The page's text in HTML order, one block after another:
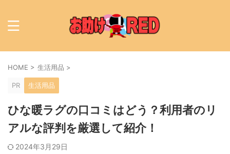
HOME > 生活用品 >
PR 生活用品
ひな暖ラグの口コミはどう？利用者のリ
アルな評判を厳選して紹介！
2024年3月29日